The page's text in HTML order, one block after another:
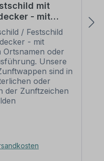
mit
- mit
Ortsnamen
Wappen
/ Festschild
- mit
oder
Unsere
sind in
oder
der Zunftzeichen
Land oder
können, haben
Umsetzung auf